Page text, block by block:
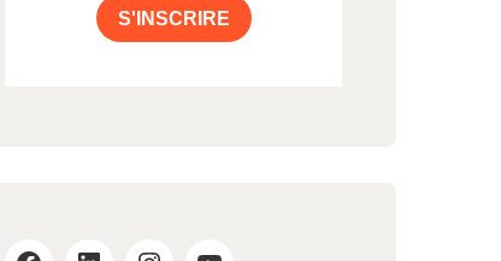
S'INSCRIRE